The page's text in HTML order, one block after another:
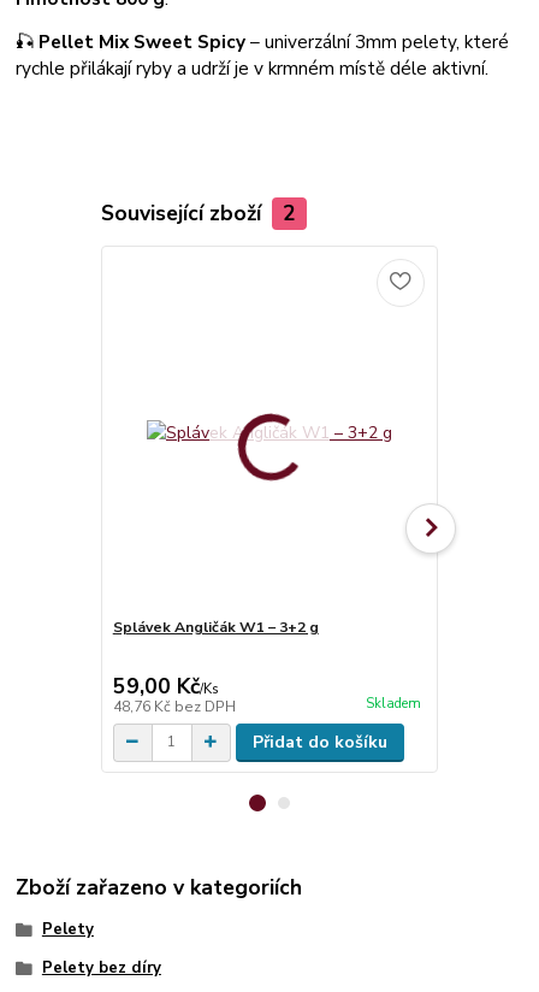
🎣 Pellet Mix Sweet Spicy– univerzální 3mm pelety, které
rychle přilákají ryby a udrží je v krmném místě déle aktivní.
Související zboží 2
Splávek Angličák W1 – 3+2 g
59,00 Kč/Ks
48,76 Kč bez DPH Skladem
Přidat do košíku
Zboží zařazeno v kategoriích
Pelety
Pelety bez díry